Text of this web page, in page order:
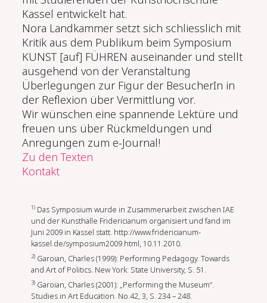
Kassel entwickelt hat.
Nora Landkammer setzt sich schliesslich mit
Kritik aus dem Publikum beim Symposium
KUNST [auf] FÜHREN auseinander und stellt
ausgehend von der Veranstaltung
Überlegungen zur Figur der BesucherIn in
der Reflexion über Vermittlung vor.
Wir wünschen eine spannende Lektüre und
freuen uns über Rückmeldungen und
Anregungen zum e-Journal!
Zu den Texten
Kontakt
1) Das Symposium wurde in Zusammenarbeit zwischen IAE
und der Kunsthalle Fridericianum organisiert und fand im
Juni 2009 in Kassel statt. http://www.fridericianum-
kassel.de/symposium2009.html, 10.11.2010.
2) Garoian, Charles (1999): Performing Pedagogy. Towards
and Art of Politics. New York: State University, S. 51.
3) Garoian, Charles (2001): „Performing the Museum“.
Studies in Art Education. No.42, 3, S. 234 – 248.